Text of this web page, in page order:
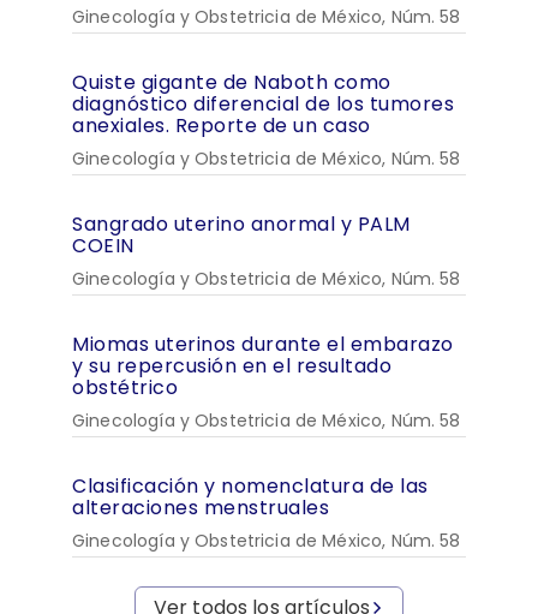
Ginecología y Obstetricia de México, Núm. 58
Quiste gigante de Naboth como
diagnóstico diferencial de los tumores
anexiales. Reporte de un caso
Ginecología y Obstetricia de México, Núm. 58
Sangrado uterino anormal y PALM
COEIN
Ginecología y Obstetricia de México, Núm. 58
Miomas uterinos durante el embarazo
y su repercusión en el resultado
obstétrico
Ginecología y Obstetricia de México, Núm. 58
Clasificación y nomenclatura de las
alteraciones menstruales
Ginecología y Obstetricia de México, Núm. 58
Ver todos los artículos